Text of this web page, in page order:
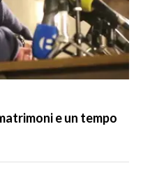
e un tempo